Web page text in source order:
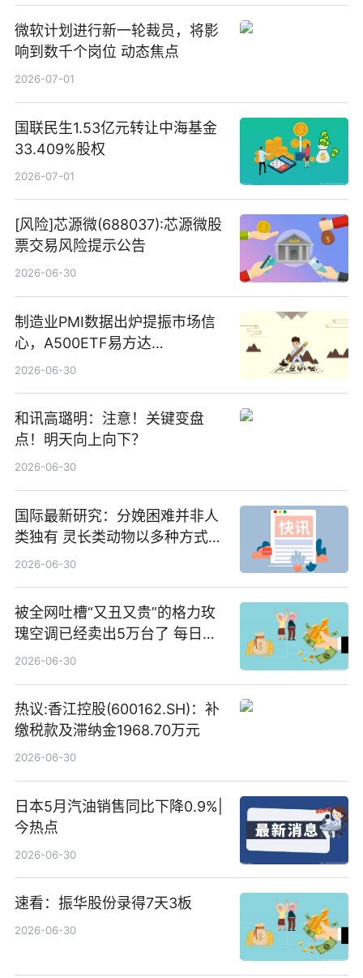
微软计划进行新一轮裁员，将影
响到数千个岗位 动态焦点
2026-07-01
国联民生1.53亿元转让中海基金
33.409%股权
2026-07-01
[风险]芯源微(688037):芯源微股
票交易风险提示公告
2026-06-30
制造业PMI数据出炉提振市场信
心，A500ETF易方达
（159361）昨日“吸金”1.7亿元-
2026-06-30
和讯高璐明：注意！关键变盘
点！明天向上向下？
2026-06-30
国际最新研究：分娩困难并非人
类独有 灵长类动物以多种方式演
化|最新消息
2026-06-30
被全网吐槽“又丑又贵”的格力玫
瑰空调已经卖出5万台了 每日热
文
2026-06-30
热议:香江控股(600162.SH)：补
缴税款及滞纳金1968.70万元
2026-06-30
日本5月汽油销售同比下降0.9%|
今热点
2026-06-30
速看：振华股份录得7天3板
2026-06-30